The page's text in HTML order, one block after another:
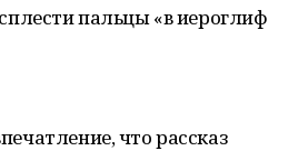
пальцы «в иероглиф
что рассказ